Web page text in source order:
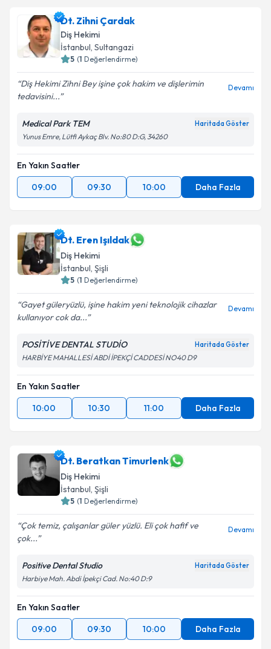
Dt. Zihni Çardak
Diş Hekimi
İstanbul, Sultangazi
5 (1 Değerlendirme)
Diş Hekimi Zihni Bey işine çok hakim ve dişlerimin
tedavisini...
Devamı
Medical Park TEM Haritada Göster
Yunus Emre, Lütfi Aykaç Blv. No:80 D:G, 34260
En Yakın Saatler
09:00
09:30 10:00 Daha Fazla
Dt. Eren Işıldak
Diş Hekimi
İstanbul, Şişli
5 (1 Değerlendirme)
Gayet güleryüzlü, işine hakim yeni teknolojik cihazlar
kullanıyor cok da...
Devamı
POSİTİVE DENTAL STUDİO Haritada Göster
HARBİYE MAHALLESİ ABDİ İPEKÇİ CADDESİ NO40 D9
En Yakın Saatler
10:00
10:30 11:00 Daha Fazla
Dt. Beratkan Timurlenk
Diş Hekimi
İstanbul, Şişli
5 (1 Değerlendirme)
Çok temiz, çalışanlar güler yüzlü. Eli çok hafif ve
çok...
Devamı
Positive Dental Studio Haritada Göster
Harbiye Mah. Abdi İpekçi Cad. No:40 D:9
En Yakın Saatler
09:00
09:30 10:00 Daha Fazla